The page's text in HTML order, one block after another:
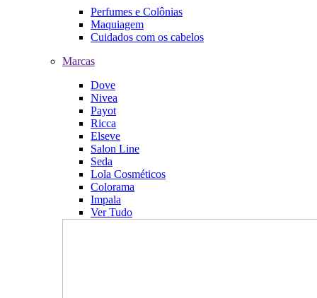
Perfumes e Colônias
Maquiagem
Cuidados com os cabelos
Marcas
Dove
Nivea
Payot
Ricca
Elseve
Salon Line
Seda
Lola Cosméticos
Colorama
Impala
Ver Tudo